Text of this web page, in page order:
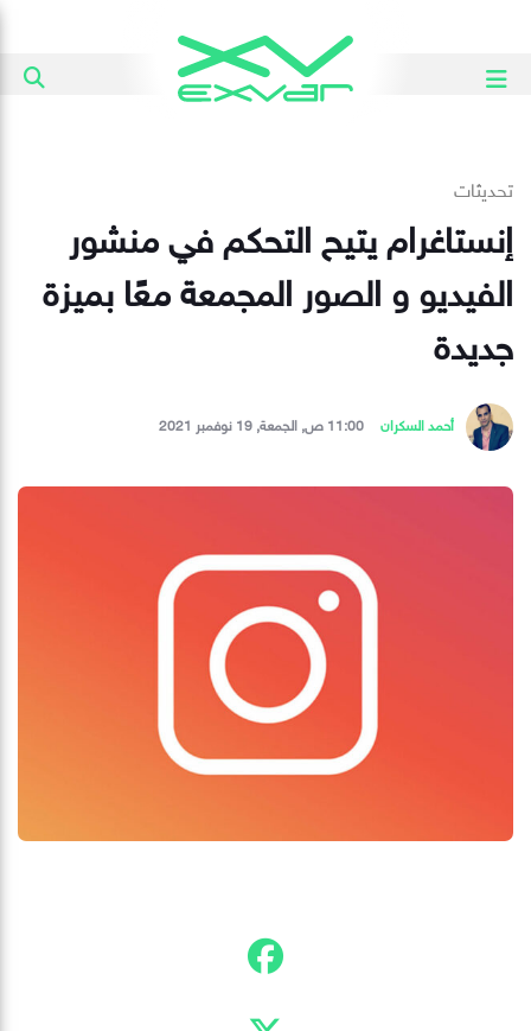
تحديثات
إنستاغرام يتيح التحكم في منشور
الفيديو و الصور المجمعة معًا بميزة
جديدة
أحمد السكران 11:00 ص, الجمعة, 19 نوفمبر 2021